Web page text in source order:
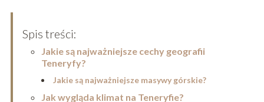
Spis treści:
Jakie są najważniejsze cechy geografii
Teneryfy?
Jakie są najważniejsze masywy górskie?
Jak wygląda klimat na Teneryfie?